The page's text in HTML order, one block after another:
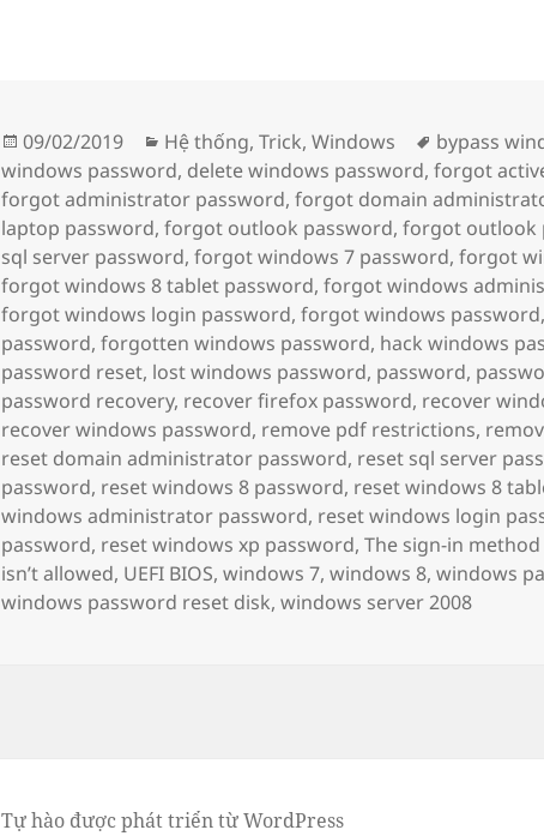
Đăng
vào
ngày
09/02/2019
Danh
mục
Hệ thống,Trick,Windows Thẻ
bypass
windows password, delete windows password,forgot
forgot administrator password,forgot domain
laptop password,forgot outlook password,forgot outlook
sql server password,forgot windows 7 password,forgot
forgot windows 8 tablet password,forgot windows
forgot windows login password,forgot windows password
password,forgotten windows password, hack windows
password reset, lost windows password, password,
password recovery, recover firefox password, recover
recover windows password, remove pdf restrictions,
reset domain administrator password, reset sql server
password, reset windows 8 password, reset windows 8
windows administrator password, reset windows login
password, reset windows xp password,The sign-in
isn’t allowed, UEFI BIOS,windows 7,windows 8,windows
windows password reset disk,windows server 2008
Tự hào được phát triển từ WordPress